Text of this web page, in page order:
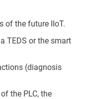
of the future IIoT.
TEDS or the smart
(diagnosis
the PLC, the